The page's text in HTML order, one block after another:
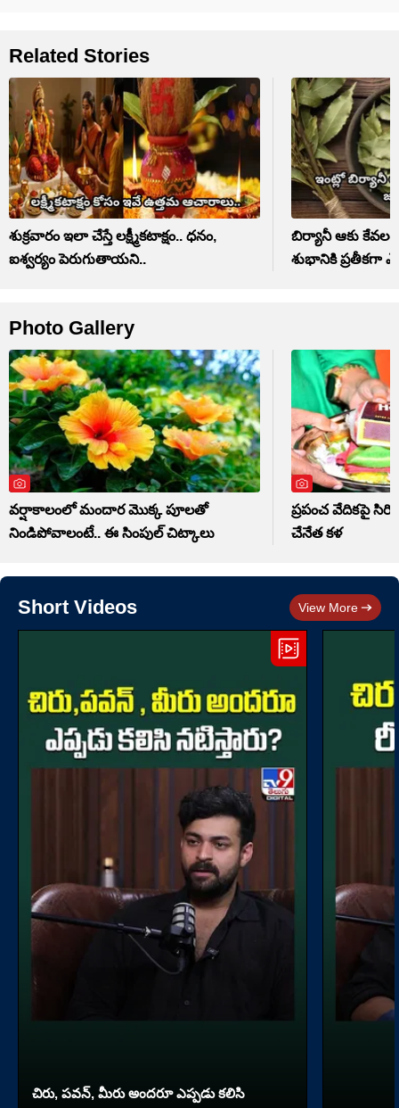
Related Stories
శుక్రవారం ఇలా చేస్తే లక్ష్మీకటాక్షం.. ధనం,
ఐశ్వర్యం పెరుగుతాయని..
బిర్యానీ ఆకు
శుభానికి ప్రతీకగా
Photo Gallery
వర్షాకాలంలో మందార మొక్క పూలతో
నిండిపోవాలంటే.. ఈ సింపుల్ చిట్కాలు
ప్రపంచ వేదికపై
చేనేత కళ
Short Videos View More
చిరు, పవన్, మీరు అందరూ ఎప్పడు కలిసి